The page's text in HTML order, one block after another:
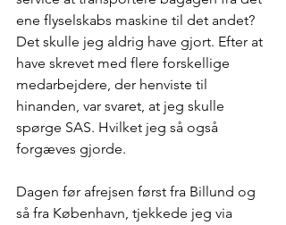
ene flyselskabs maskine til det andet?
Det skulle jeg aldrig have gjort. Efter at
have skrevet med flere forskellige
medarbejdere, der henviste til
hinanden, var svaret, at jeg skulle
spørge SAS. Hvilket jeg så også
forgæves gjorde.
Dagen før afrejsen først fra Billund og
så fra København, tjekkede jeg via